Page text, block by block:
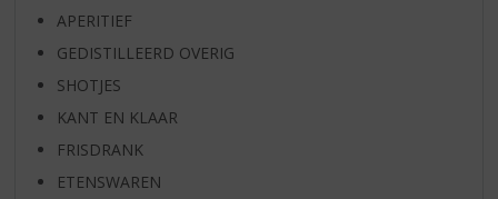
APERITIEF
GEDISTILLEERD OVERIG
SHOTJES
KANT EN KLAAR
FRISDRANK
ETENSWAREN